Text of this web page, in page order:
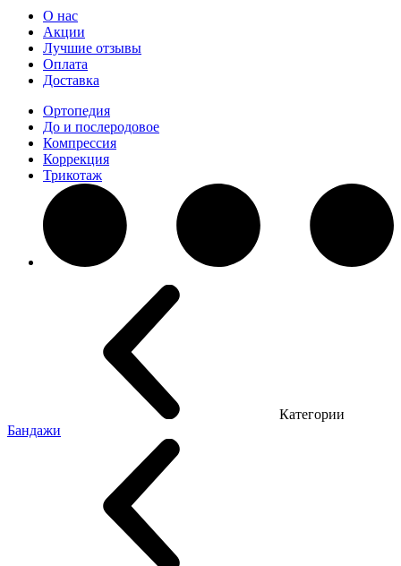
О нас
Акции
Лучшие отзывы
Оплата
Доставка
Ортопедия
До и послеродовое
Компрессия
Коррекция
Трикотаж
Категории
Бандажи